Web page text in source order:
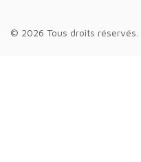
© 2026 Tous droits réservés.